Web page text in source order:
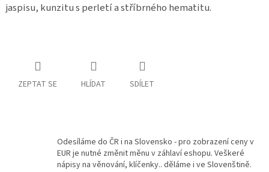
osobních
jaspisu, kunzitu s perletí a stříbrného hematitu.
ZEPTAT SE HLÍDAT SDÍLET
Odesíláme do ČR i na Slovensko - pro zobrazení ceny v
EUR je nutné změnit měnu v záhlaví eshopu. Veškeré
nápisy na věnování, klíčenky.. děláme i ve Slovenštině.